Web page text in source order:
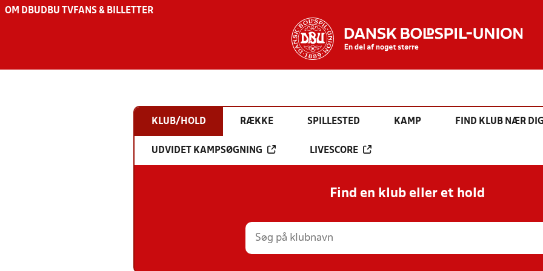
OM DBU DBU TV FANS & BILLETTER
KLUB/HOLD RÆKKE SPILLESTED KAMP FIND KLUB NÆR
UDVIDET KAMPSØGNING LIVESCORE
Find en klub eller et hold